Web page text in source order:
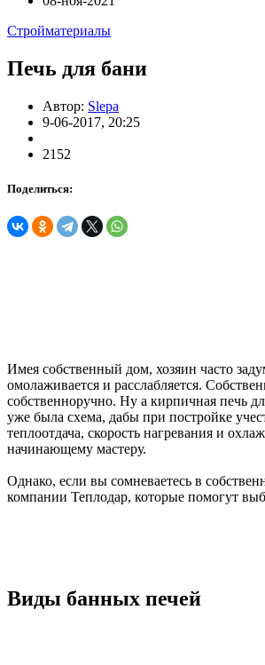
Стройматериалы
Печь для бани
Автор: Slepa
9-06-2017, 20:25
2152
Поделиться:
Имея собственный дом, хозяин часто
омолаживается и расслабляется.
собственноручно. Ну а кирпичная печь
уже была схема, дабы при постройке
теплоотдача, скорость нагревания и
начинающему мастеру.
Однако, если вы сомневаетесь в
компании Теплодар, которые помогут
Виды банных печей